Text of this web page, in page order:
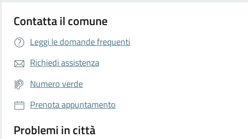
Contatta il comune
Leggi le domande frequenti
Richiedi assistenza
Numero verde
Prenota appuntamento
Problemi in città